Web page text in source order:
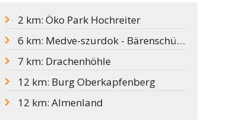
2 km: Öko Park Hochreiter
6 km: Medve-szurdok - Bärenschützklamm
7 km: Drachenhöhle
12 km: Burg Oberkapfenberg
12 km: Almenland